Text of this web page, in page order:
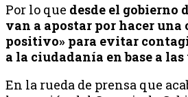
Por lo que desde el gobierno
van a apostar por hacer una
positivo» para evitar
a la ciudadanía en base a
En la rueda de prensa que